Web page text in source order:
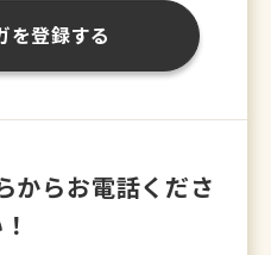
を登録する
からお電話くださ